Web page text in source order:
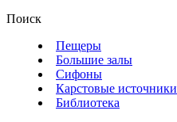
Поиск
Пещеры
Большие залы
Сифоны
Карстовые источники
Библиотека